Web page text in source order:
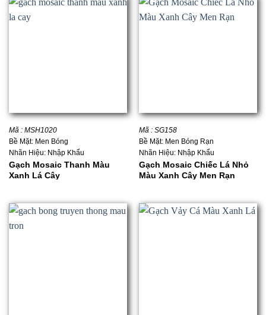
Mã : MSH1020
Bề Mặt: Men Bóng
Nhãn Hiệu: Nhập Khẩu
Gạch Mosaic Thanh Màu
Xanh Lá Cây
Mã : SG158
Bề Mặt: Men Bóng Rạn
Nhãn Hiệu: Nhập Khẩu
Gạch Mosaic Chiếc Lá Nhỏ
Màu Xanh Cây Men Rạn